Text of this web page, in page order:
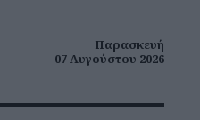
Παρασκευή
07 Αυγούστου 2026